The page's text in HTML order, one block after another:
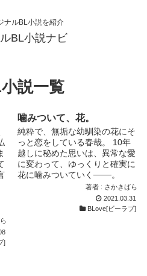
ナルBL小説を紹介
BL小説ナビ
説一覧
]
噛みついて、花。
純粋で、無垢な幼馴染の花にそ
っと恋をしている春哉。 10年
越しに秘めた思いは、異常な愛
に変わって、ゆっくりと確実に
花に噛みついていく​───。
著者 : さかきばら
2021.03.31
BLove[ビーラブ]